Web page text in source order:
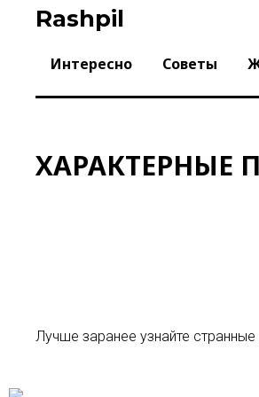
Rashpil
Интересно Советы
ХАРАКТЕРНЫЕ
Лучше заранее узнайте